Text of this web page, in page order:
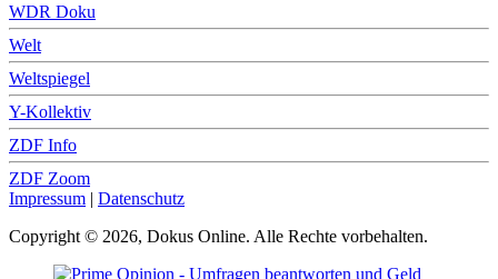
WDR Doku
Welt
Weltspiegel
Y-Kollektiv
ZDF Info
ZDF Zoom
Impressum | Datenschutz
Copyright © 2026, Dokus Online. Alle Rechte vorbehalten.